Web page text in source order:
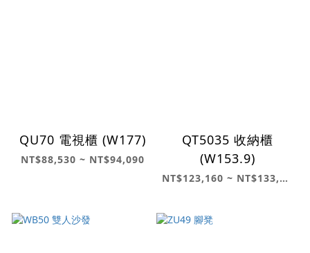
QU70 電視櫃 (W177)
NT$88,530 ~ NT$94,090
QT5035 收納櫃
(W153.9)
NT$123,160 ~ NT$133,610